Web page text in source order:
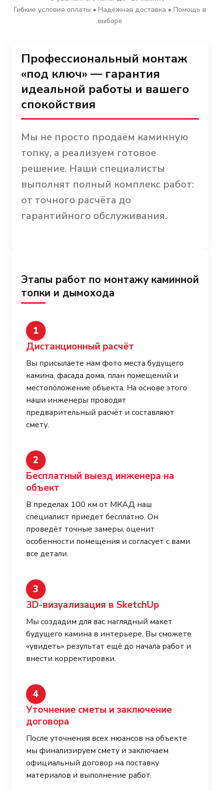
Гибкие условия оплаты • Надежная доставка • Помощь в
выборе
Профессиональный монтаж
«под ключ» — гарантия
идеальной работы и вашего
спокойствия
Мы не просто продаём каминную
топку, а реализуем готовое
решение. Наши специалисты
выполнят полный комплекс работ:
от точного расчёта до
гарантийного обслуживания.
Этапы работ по монтажу каминной
топки и дымохода
1
Дистанционный расчёт
Вы присылаете нам фото места будущего
камина, фасада дома, план помещений и
местоположение объекта. На основе этого
наши инженеры проводят
предварительный расчёт и составляют
смету.
2
Бесплатный выезд инженера на
объект
В пределах 100 км от МКАД наш
специалист приедет бесплатно. Он
проведёт точные замеры, оценит
особенности помещения и согласует с вами
все детали.
3
3D-визуализация в SketchUp
Мы создадим для вас наглядный макет
будущего камина в интерьере. Вы сможете
«увидеть» результат ещё до начала работ и
внести корректировки.
4
Уточнение сметы и заключение
договора
После уточнения всех нюансов на объекте
мы финализируем смету и заключаем
официальный договор на поставку
материалов и выполнение работ.